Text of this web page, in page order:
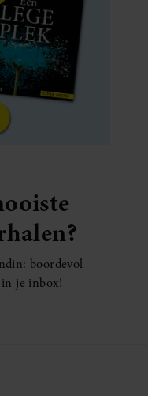
boordevol
je inbox!